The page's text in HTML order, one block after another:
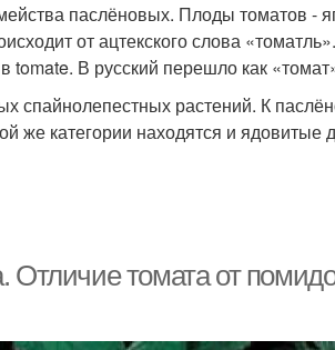
паслёновых. Плоды томатов -
от ацтекского слова
В русский перешло как
спайнолепестных растений. К
же категории находятся и ядовитые
Отличие томата от